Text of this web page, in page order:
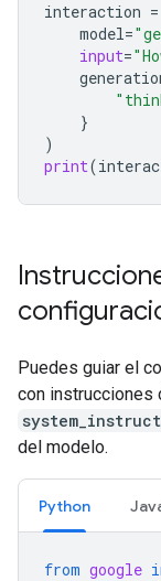
interaction =
model=
input=
}
)
print(
Puedes guiar el
con instrucciones
del modelo.
Python
from google